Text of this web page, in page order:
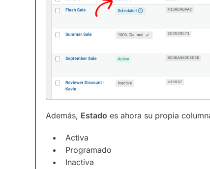
Además, Estado es ahora su propia
Activa
Programado
Inactiva